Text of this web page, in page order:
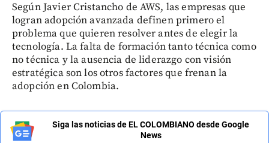
Según Javier Cristancho de AWS, las empresas que
logran adopción avanzada definen primero el
problema que quieren resolver antes de elegir la
tecnología. La falta de formación tanto técnica como
no técnica y la ausencia de liderazgo con visión
estratégica son los otros factores que frenan la
adopción en Colombia.
Siga las noticias de EL COLOMBIANO desde Google
News